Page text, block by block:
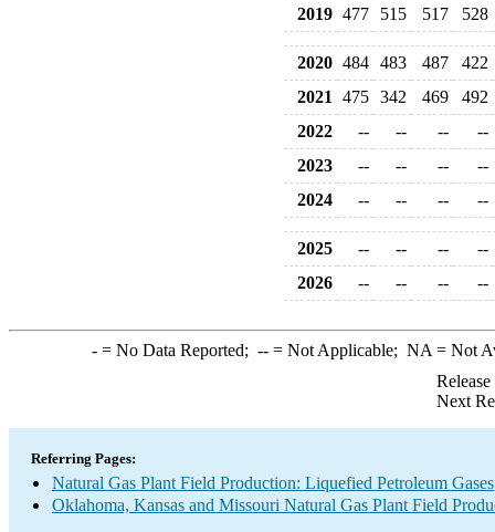
2019 477 515 517 528
2020 484 483 487
422
2021
475 342 469
492
2022
-- -- --
--
2023
-- -- --
--
2024
-- -- -- --
2025 -- -- --
--
2026
-- -- -- --
-= No Data Reported; --= Not Applicable; NA = Not
Next
Referring Pages:
Natural Gas Plant Field Production: Liquefied Petroleum Gases
Oklahoma, Kansas and Missouri Natural Gas Plant Field